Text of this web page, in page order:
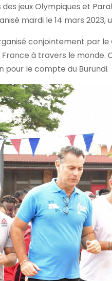
des jeux Olympiques et
mardi le 14 mars 2023,
conjointement par le
à travers le monde.
pour le compte du Burundi.